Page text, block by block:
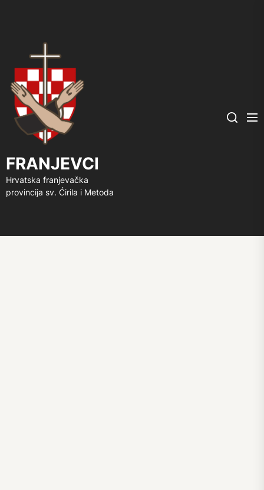
FRANJEVCI
Hrvatska franjevačka
provincija sv. Ćirila i Metoda
Search